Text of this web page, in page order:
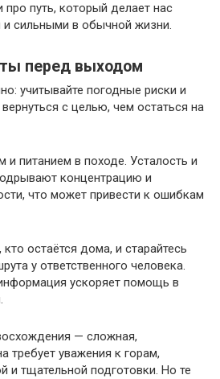
путь, который делает нас
сильными в обычной жизни.
перед выходом
учитывайте погодные риски и
с целью, чем остаться на
и питанием в походе. Усталость и
концентрацию и
что может привести к ошибкам
остаётся дома, и старайтесь
у ответственного человека.
ускоряет помощь в
— сложная,
требует уважения к горам,
и тщательной подготовки. Но те